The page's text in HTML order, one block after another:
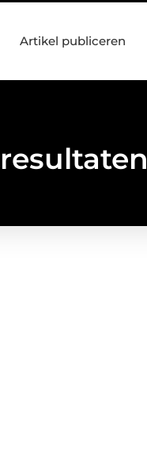
Artikel publiceren